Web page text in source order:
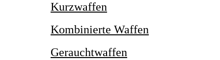
Kurzwaffen
Kombinierte Waffen
Gerauchtwaffen